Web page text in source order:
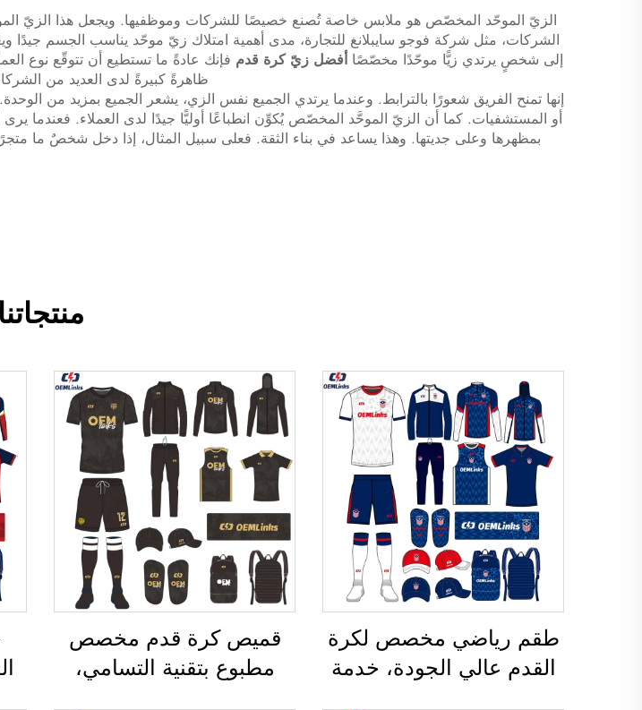
الزيّ الموحّد المخصّص هو ملابس خاصة تُصنع خصيصًا للشركات وموظفيها. ويجعل هذا الزيّ
الشركات، مثل شركة فوجو سايبلانغ للتجارة، مدى أهمية امتلاك زيّ موحّد يناسب الجسم جيدًا
إلى شخصٍ يرتدي زيًّا موحّدًا مخصّصًاأفضل زيّ كرة قدم فإنك عادةً ما تستطيع أن تتوقّع نوع
ظاهرةً كبيرةً لدى العديد من
إنها تمنح الفريق شعورًا بالترابط. وعندما يرتدي الجميع نفس الزي، يشعر الجميع بمزيد من
أو المستشفيات. كما أن الزيّ الموحَّد المخصّص يُكوِّن انطباعًا أوليًّا جيدًا لدى العملاء. فعندما
بمظهرها وعلى جديتها. وهذا يساعد في بناء الثقة. فعلى سبيل المثال، إذا دخل شخصٌ ما
منتجاتنا
طقم رياضي مخصص لكرة
القدم عالي الجودة، خدمة
قميص كرة قدم مخصص
مطبوع بتقنية التسامي،